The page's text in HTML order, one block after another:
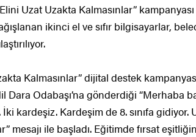
Uzat Uzakta Kalmasınlar”
ikinci el ve sıfır bilgisayarlar,
Kalmasınlar” dijital destek
Dara Odabaşı’na gönderdiği “Merhaba
kardeşiz. Kardeşim de 8. sınıfa
mesajı ile başladı. Eğitimde fırsat